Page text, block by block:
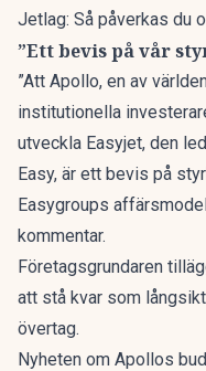
Jetlag: Så påverkas du
”Ett bevis på vår
”Att Apollo, en av
institutionella
utveckla Easyjet, den
Easy, är ett bevis på
Easygroups
kommentar.
Företagsgrundaren
att stå kvar som
övertag.
Nyheten om Apollos